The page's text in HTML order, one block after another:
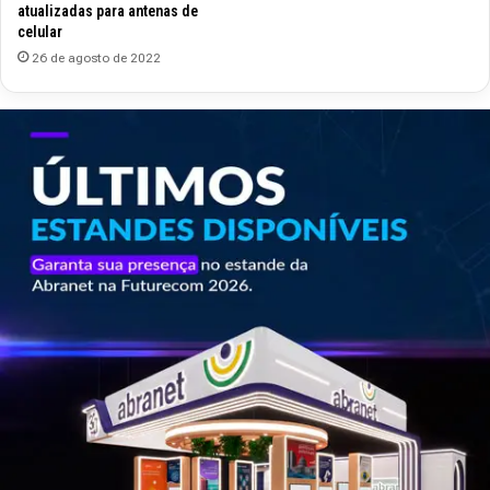
atualizadas para antenas de
celular
26 de agosto de 2022